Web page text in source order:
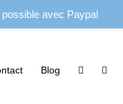
Blog
avec Paypal